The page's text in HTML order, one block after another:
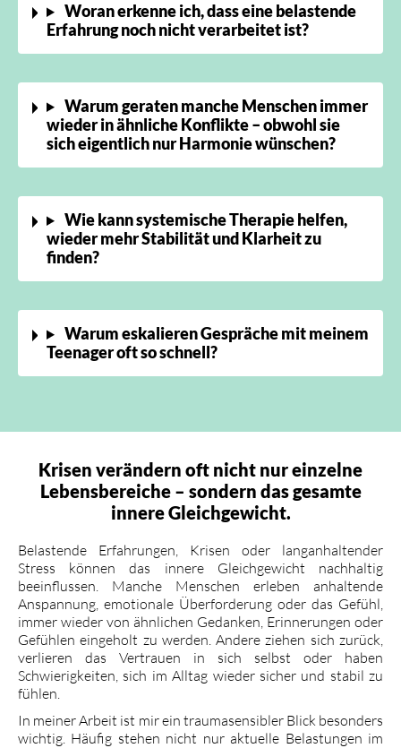
Woran erkenne ich, dass eine belastende
Erfahrung noch nicht verarbeitet ist?
Warum geraten manche Menschen immer
wieder in ähnliche Konflikte – obwohl sie
sich eigentlich nur Harmonie wünschen?
Wie kann systemische Therapie helfen,
wieder mehr Stabilität und Klarheit zu
finden?
Warum eskalieren Gespräche mit meinem
Teenager oft so schnell?
Krisen verändern oft nicht nur einzelne
Lebensbereiche – sondern das gesamte
innere Gleichgewicht.
Belastende Erfahrungen, Krisen oder langanhaltender
Stress können das innere Gleichgewicht nachhaltig
beeinflussen. Manche Menschen erleben anhaltende
Anspannung, emotionale Überforderung oder das Gefühl,
immer wieder von ähnlichen Gedanken, Erinnerungen oder
Gefühlen eingeholt zu werden. Andere ziehen sich zurück,
verlieren das Vertrauen in sich selbst oder haben
Schwierigkeiten, sich im Alltag wieder sicher und stabil zu
fühlen.
In meiner Arbeit ist mir ein traumasensibler Blick besonders
wichtig. Häufig stehen nicht nur aktuelle Belastungen im